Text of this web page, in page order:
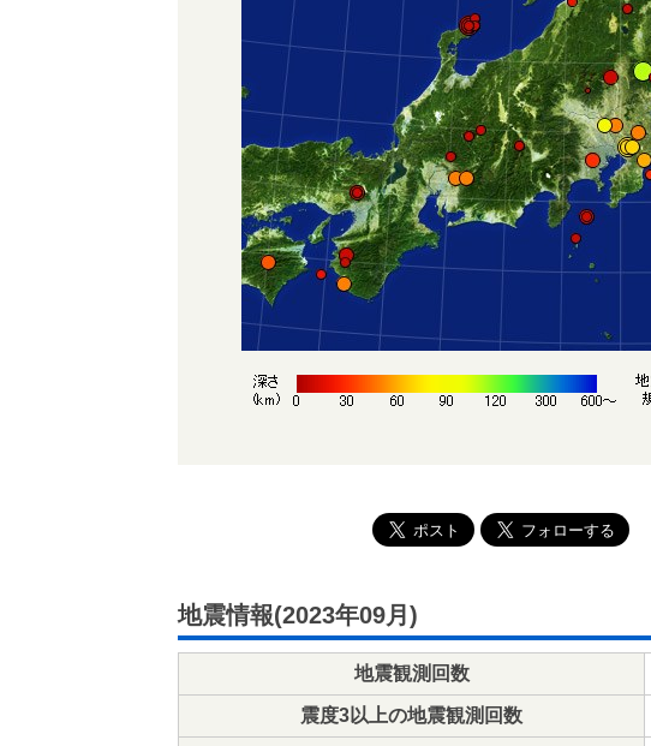
地震情報(2023年09月)
地震観測回数
震度3以上の地震観測回数